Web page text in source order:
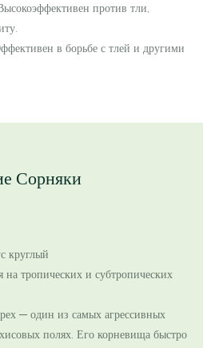
против тли,
в борьбе с тлей и другими
Сорняки
круглый
на тропических и субтропических
— один из самых агрессивных
полях. Его корневища быстро